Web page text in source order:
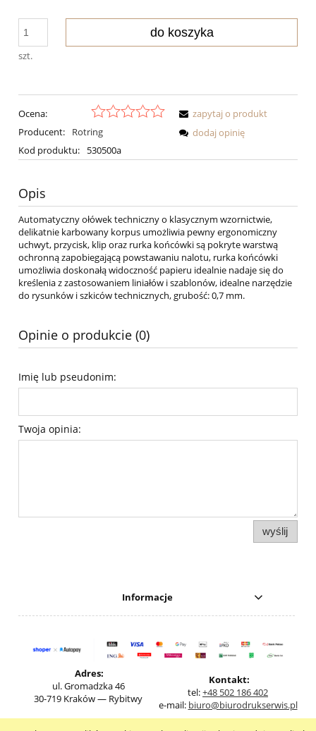
szt.
do koszyka
Ocena:
Producent:
Rotring
Kod produktu:
530500a
zapytaj o produkt
dodaj opinię
Opis
Automatyczny ołówek techniczny o klasycznym wzornictwie,
delikatnie karbowany korpus umożliwia pewny ergonomiczny
uchwyt, przycisk, klip oraz rurka końcówki są pokryte warstwą
ochronną zapobiegającą powstawaniu nalotu, rurka końcówki
umożliwia doskonałą widoczność papieru idealnie nadaje się do
kreślenia z zastosowaniem liniałów i szablonów, idealne narzędzie
do rysunków i szkiców technicznych, grubość: 0,7 mm.
Opinie o produkcie (0)
Imię lub pseudonim:
Twoja opinia:
wyślij
Informacje
Adres:
ul. Gromadzka 46
30-719 Kraków — Rybitwy
Kontakt:
tel:+48 502 186 402
e-mail: biuro@biurodrukserwis.pl